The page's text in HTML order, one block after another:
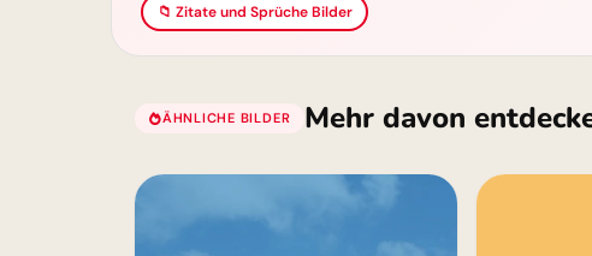
📁 Zitate und Sprüche Bilder
ÄHNLICHE BILDER Mehr davon